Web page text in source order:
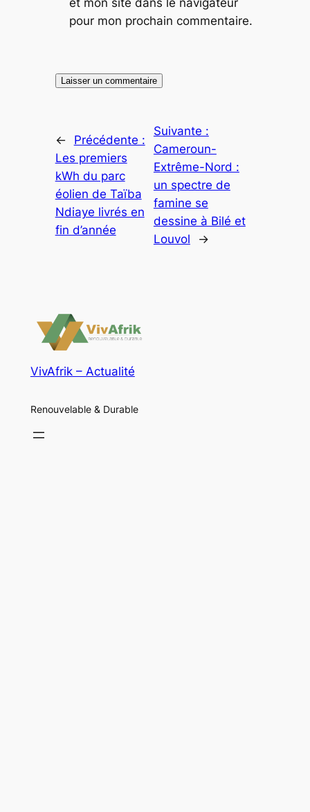
pour mon prochain commentaire.
←
Précédente :
Les premiers
kWh du parc
éolien de Taïba
Ndiaye livrés en
fin d’année
Suivante :
Cameroun-
Extrême-Nord :
un spectre de
famine se
dessine à Bilé et
Louvol
→
VivAfrik – Actualité
Renouvelable & Durable